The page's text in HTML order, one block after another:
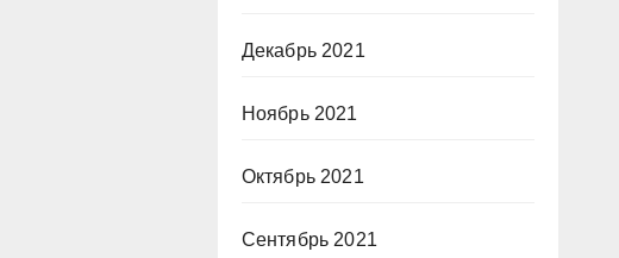
Декабрь 2021
Ноябрь 2021
Октябрь 2021
Сентябрь 2021